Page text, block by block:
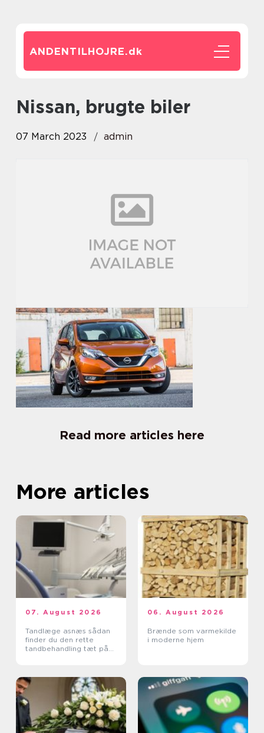
ANDENTILHOJRE.dk
Nissan, brugte biler
07 March 2023 admin
Read more articles here
More articles
07. August 2026
Tandlæge asnæs sådan
finder du den rette
tandbehandling tæt på
06. August 2026
Brænde som varmekilde
i moderne hjem